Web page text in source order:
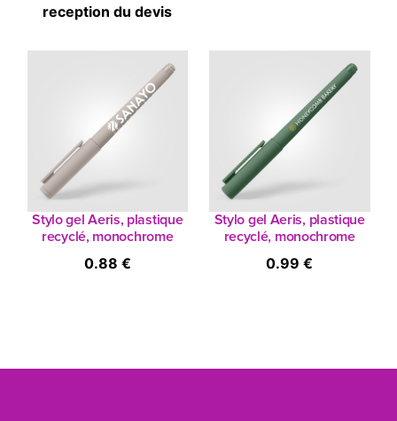
reception du devis
Stylo gel Aeris, plastique
recyclé, monochrome
0.88 €
Stylo gel Aeris, plastique
recyclé, monochrome
0.99 €